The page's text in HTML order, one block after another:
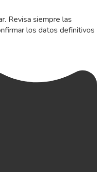
Revisa siempre las
los datos definitivos